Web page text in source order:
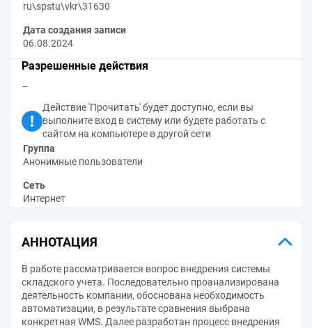
ru\spstu\vkr\31630
Дата создания записи
06.08.2024
Разрешенные действия
–
Действие 'Прочитать' будет доступно, если вы
выполните вход в систему или будете работать с
сайтом на компьютере в другой сети
Группа
Анонимные пользователи
Сеть
Интернет
АННОТАЦИЯ
В работе рассматривается вопрос внедрения системы
складского учета. Последовательно проанализирована
деятельность компании, обоснована необходимость
автоматизации, в результате сравнения выбрана
конкретная WMS. Далее разработан процесс внедрения